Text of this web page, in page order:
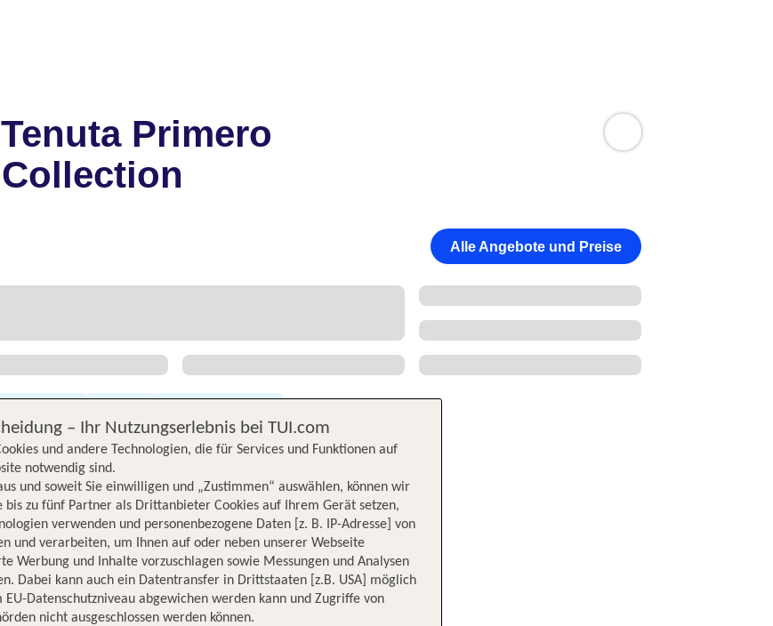
Primero
Alle Angebote und Preise
– Ihr Nutzungserlebnis bei TUI.com
und andere Technologien, die für Services und Funktionen auf
notwendig sind.
und soweit Sie einwilligen und „Zustimmen“ auswählen, können wir
bis zu fünf Partner als Drittanbieter Cookies auf Ihrem Gerät setzen,
verwenden und personenbezogene Daten [z. B. IP-Adresse] von
und verarbeiten, um Ihnen auf oder neben unserer Webseite
Werbung und Inhalte vorzuschlagen sowie Messungen und Analysen
Dabei kann auch ein Datentransfer in Drittstaaten [z.B. USA] möglich
EU-Datenschutzniveau abgewichen werden kann und Zugriffe von
nicht ausgeschlossen werden können.